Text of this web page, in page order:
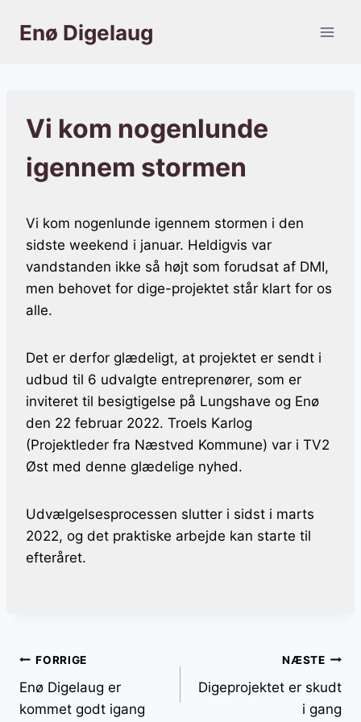
Enø Digelaug
Vi kom nogenlunde
igennem stormen
Vi kom nogenlunde igennem stormen i den
sidste weekend i januar. Heldigvis var
vandstanden ikke så højt som forudsat af DMI,
men behovet for dige-projektet står klart for os
alle.
Det er derfor glædeligt, at projektet er sendt i
udbud til 6 udvalgte entreprenører, som er
inviteret til besigtigelse på Lungshave og Enø
den 22 februar 2022. Troels Karlog
(Projektleder fra Næstved Kommune) var i TV2
Øst med denne glædelige nyhed.
Udvælgelsesprocessen slutter i sidst i marts
2022, og det praktiske arbejde kan starte til
efteråret.
Indlægsnavigation
FORRIGE
Enø Digelaug er
kommet godt igang
NÆSTE
Digeprojektet er skudt
i gang